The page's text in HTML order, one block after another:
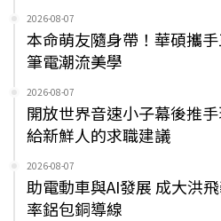
2026-08-07
本命萌友隨身帶！華碩攜
筆電潮流美學
2026-08-07
開放世界音速小子幕後推
給新鮮人的求職建議
2026-08-07
助電動車與AI發展 成大洪
率鋁包銅導線